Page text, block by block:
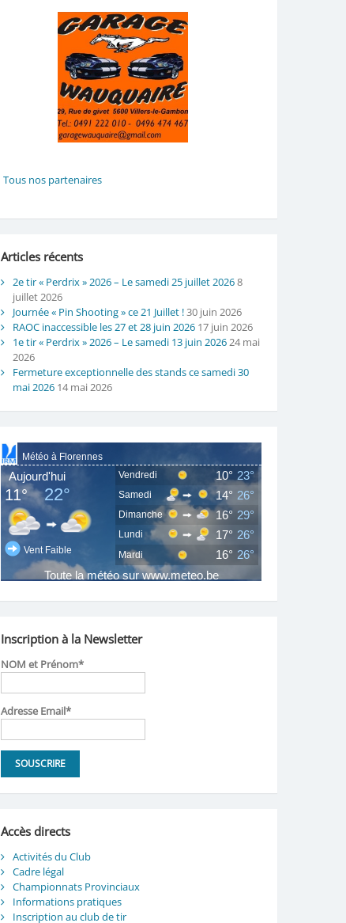
Tous nos partenaires
Articles récents
2e tir « Perdrix » 2026 – Le samedi 25 juillet 20268
juillet 2026
Journée « Pin Shooting » ce 21 Juillet !30 juin 2026
RAOC inaccessible les 27 et 28 juin 2026 17 juin 2026
1e tir « Perdrix » 2026 – Le samedi 13 juin 202624 mai
2026
Fermeture exceptionnelle des stands ce samedi 30
mai 2026 14 mai 2026
Inscription à la Newsletter
NOM et Prénom*
Adresse Email*
Accès directs
Activités du Club
Cadre légal
Championnats Provinciaux
Informations pratiques
Inscription au club de tir